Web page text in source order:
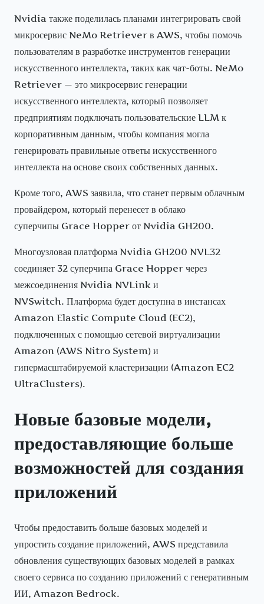
Nvidia также поделилась планами интегрировать свой
микросервис NeMo Retriever в AWS, чтобы помочь
пользователям в разработке инструментов генерации
искусственного интеллекта, таких как чат-боты. NeMo
Retriever — это микросервис генерации
искусственного интеллекта, который позволяет
предприятиям подключать пользовательские LLM к
корпоративным данным, чтобы компания могла
генерировать правильные ответы искусственного
интеллекта на основе своих собственных данных.
Кроме того, AWS заявила, что станет первым облачным
провайдером, который перенесет в облако
суперчипы Grace Hopper от Nvidia GH200.
Многоузловая платформа Nvidia GH200 NVL32
соединяет 32 суперчипа Grace Hopper через
межсоединения Nvidia NVLink и
NVSwitch. Платформа будет доступна в инстансах
Amazon Elastic Compute Cloud (EC2),
подключенных с помощью сетевой виртуализации
Amazon (AWS Nitro System) и
гипермасштабируемой кластеризации (Amazon EC2
UltraClusters).
Новые базовые модели,
предоставляющие больше
возможностей для создания
приложений
Чтобы предоставить больше базовых моделей и
упростить создание приложений, AWS представила
обновления существующих базовых моделей в рамках
своего сервиса по созданию приложений с генеративным
ИИ, Amazon Bedrock.